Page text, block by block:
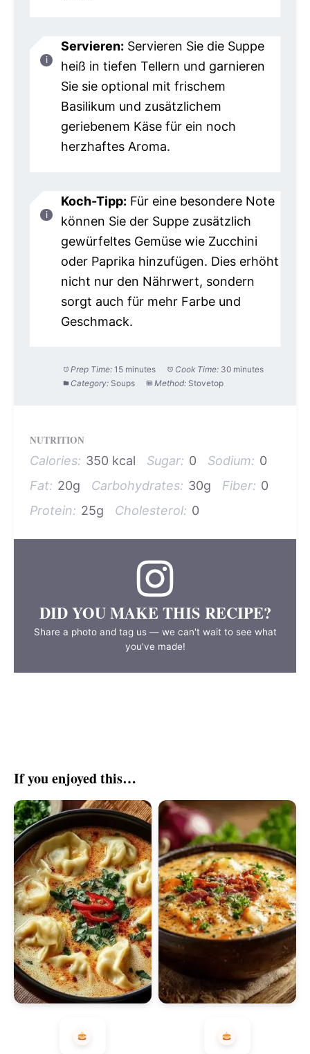
Servieren: Servieren Sie die Suppe
heiß in tiefen Tellern und garnieren
Sie sie optional mit frischem
Basilikum und zusätzlichem
geriebenem Käse für ein noch
herzhaftes Aroma.
Koch-Tipp: Für eine besondere Note
können Sie der Suppe zusätzlich
gewürfeltes Gemüse wie Zucchini
oder Paprika hinzufügen. Dies erhöht
nicht nur den Nährwert, sondern
sorgt auch für mehr Farbe und
Geschmack.
Prep Time: 15 minutes Cook Time: 30 minutes
Category: Soups Method: Stovetop
NUTRITION
Calories: 350 kcal Sugar: 0 Sodium: 0
Fat: 20g Carbohydrates: 30g Fiber: 0
Protein: 25g Cholesterol: 0
DID YOU MAKE THIS RECIPE?
Share a photo and tag us — we can't wait to see what
you've made!
If you enjoyed this…